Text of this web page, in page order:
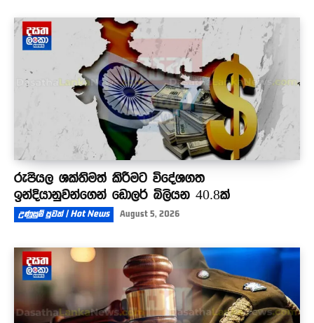
රුපියල ශක්තිමත් කිරීමට විදේශගත
ඉන්දියානුවන්ගෙන් ඩොලර් බිලියන 40.8ක්
උණුසුම් පුවත් | Hot News August 5, 2026